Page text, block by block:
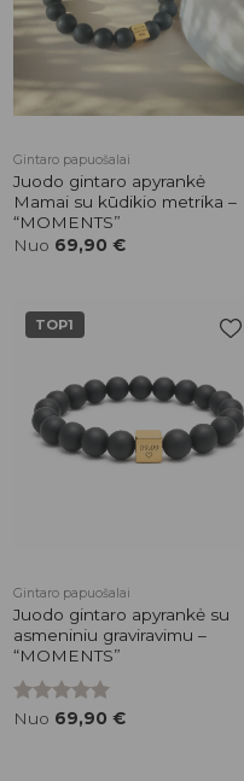
Gintaro papuošalai
Juodo gintaro apyrankė
Mamai su kūdikio metrika –
“MOMENTS”
Nuo 69,90 €
TOP1
patikusios
prekės
Gintaro papuošalai
Juodo gintaro apyrankė su
asmeniniu graviravimu –
“MOMENTS”
Įvertinimas:
Nuo 69,90 €